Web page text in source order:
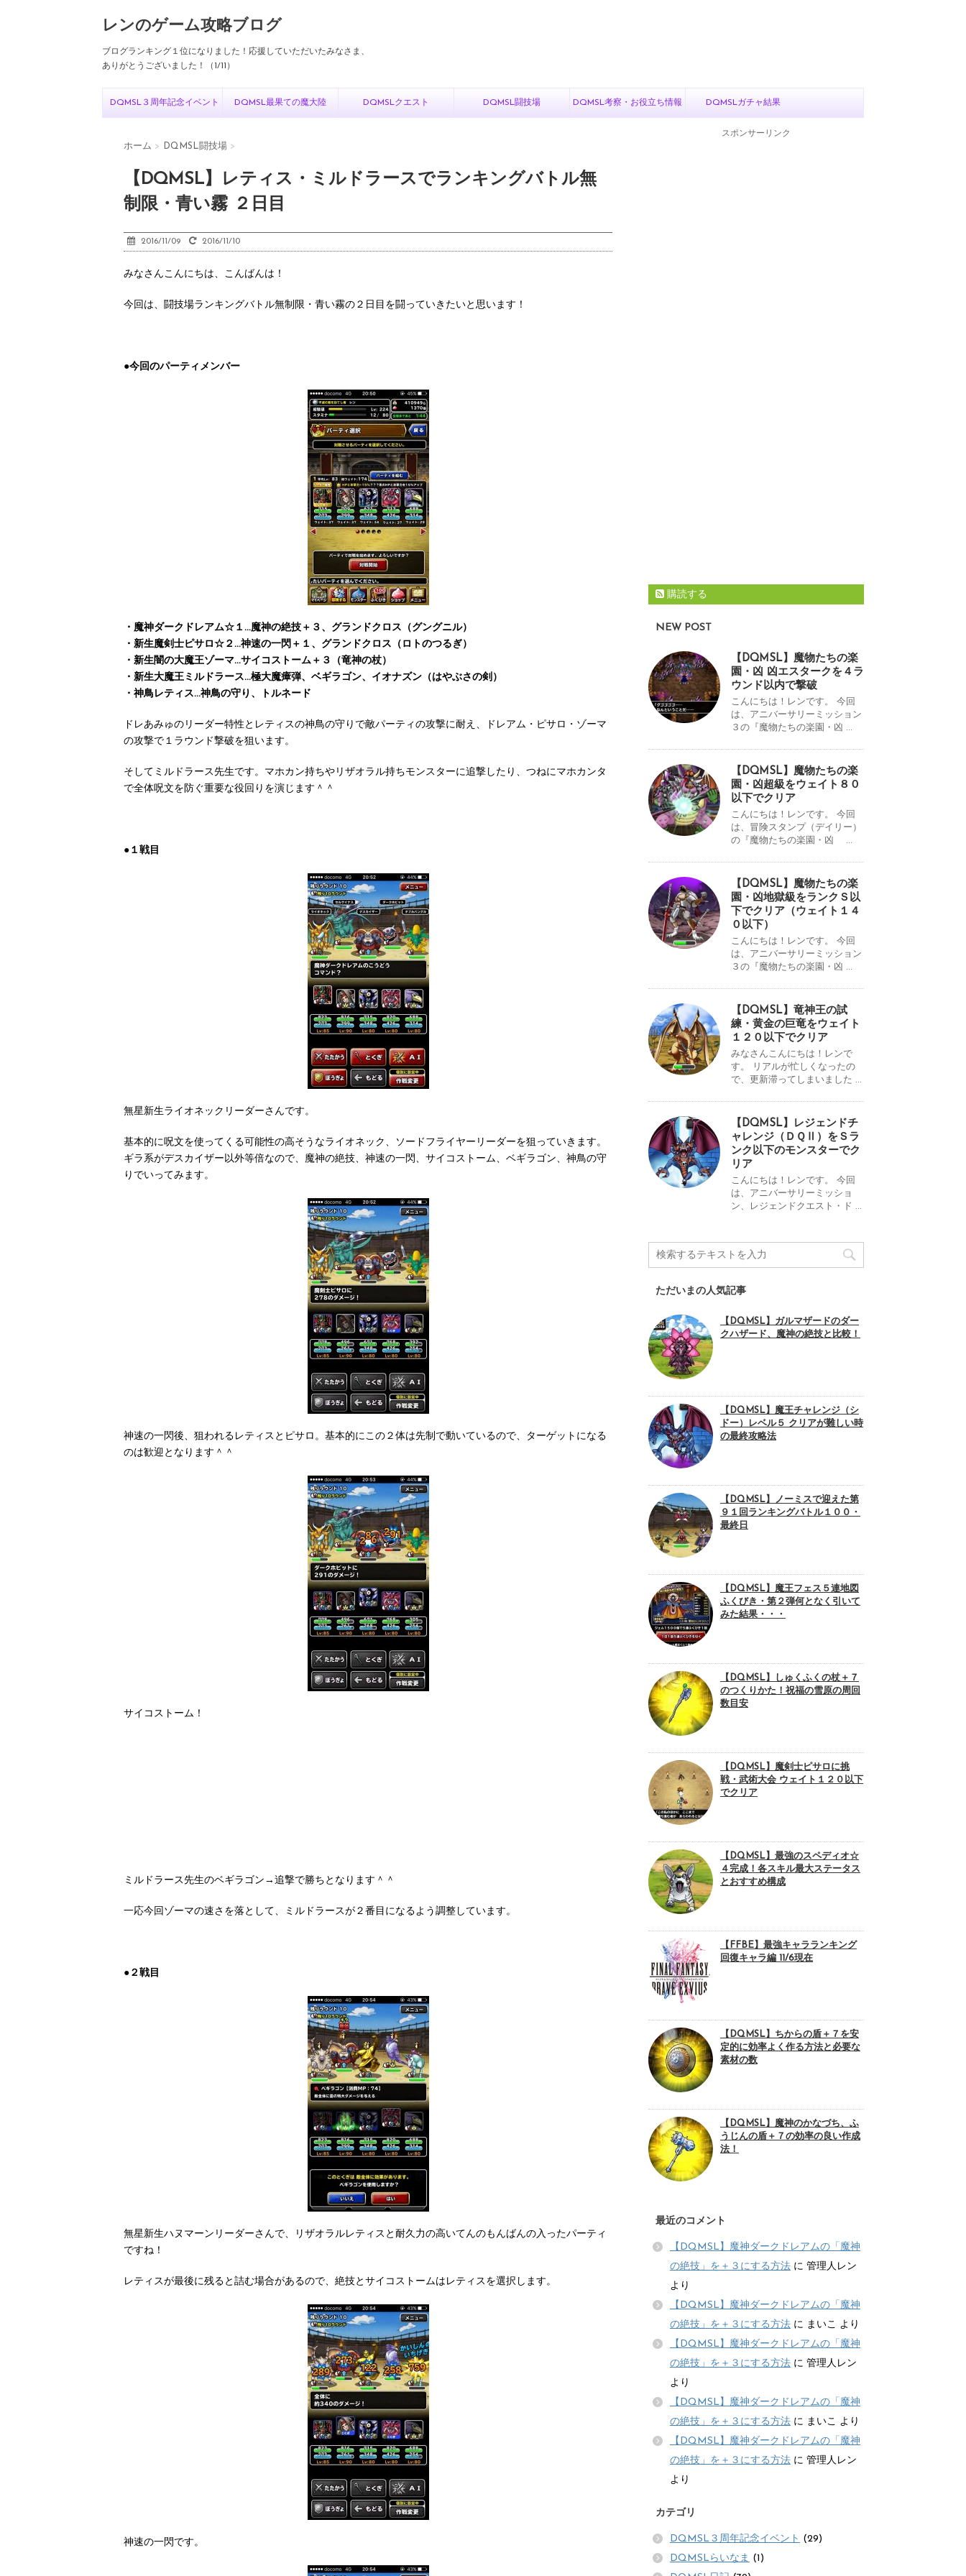
レンのゲーム攻略ブログ
ブログランキング１位になりました！応援していただいたみなさま、
ありがとうございました！（1/11）
DQMSL３周年記念イベント DQMSL最果ての魔大陸 DQMSLクエスト DQMSL闘技場 DQMSL考察・お役立ち情報 DQMSLガチャ結果
ホーム > DQMSL闘技場 >
【DQMSL】レティス・ミルドラースでランキングバトル無
制限・青い霧 ２日目
2016/11/09 2016/11/10
みなさんこんにちは、こんばんは！
今回は、闘技場ランキングバトル無制限・青い霧の２日目を闘っていきたいと思います！
●今回のパーティメンバー
・魔神ダークドレアム☆１…魔神の絶技＋３、グランドクロス（グングニル）
・新生魔剣士ピサロ☆２…神速の一閃＋１、グランドクロス（ロトのつるぎ）
・新生闇の大魔王ゾーマ…サイコストーム＋３（竜神の杖）
・新生大魔王ミルドラース…極大魔瘴弾、ベギラゴン、イオナズン（はやぶさの剣）
・神鳥レティス…神鳥の守り、トルネード
ドレあみゅのリーダー特性とレティスの神鳥の守りで敵パーティの攻撃に耐え、ドレアム・ピサロ・ゾーマ
の攻撃で１ラウンド撃破を狙います。
そしてミルドラース先生です。マホカン持ちやリザオラル持ちモンスターに追撃したり、つねにマホカンタ
で全体呪文を防ぐ重要な役回りを演じます＾＾
●１戦目
無星新生ライオネックリーダーさんです。
基本的に呪文を使ってくる可能性の高そうなライオネック、ソードフライヤーリーダーを狙っていきます。
ギラ系がデスカイザー以外等倍なので、魔神の絶技、神速の一閃、サイコストーム、ベギラゴン、神鳥の守
りでいってみます。
神速の一閃後、狙われるレティスとピサロ。基本的にこの２体は先制で動いているので、ターゲットになる
のは歓迎となります＾＾
サイコストーム！
ミルドラース先生のベギラゴン→追撃で勝ちとなります＾＾
一応今回ゾーマの速さを落として、ミルドラースが２番目になるよう調整しています。
無星新生ハヌマーンリーダーさんで、リザオラルレティスと耐久力の高いてんのもんばんの入ったパーティ
レティスが最後に残ると詰む場合があるので、絶技とサイコストームはレティスを選択します。
スポンサーリンク
購読する
NEW POST
【DQMSL】魔物たちの楽
園・凶 凶エスタークを４ラ
ウンド以内で撃破
こんにちは！レンです。 今回
は、アニバーサリーミッション
３の『魔物たちの楽園・凶 ...
【DQMSL】魔物たちの楽
園・凶超級をウェイト８０
以下でクリア
こんにちは！レンです。 今回
は、冒険スタンプ（デイリー）
の『魔物たちの楽園・凶 ...
【DQMSL】魔物たちの楽
園・凶地獄級をランクＳ以
下でクリア（ウェイト１４
０以下）
こんにちは！レンです。 今回
は、アニバーサリーミッション
３の『魔物たちの楽園・凶 ...
【DQMSL】竜神王の試
練・黄金の巨竜をウェイト
１２０以下でクリア
みなさんこんにちは！レンで
す。 リアルが忙しくなったの
で、更新滞ってしまいました ...
【DQMSL】レジェンドチ
ャレンジ（ＤＱⅡ）をＳラ
ンク以下のモンスターでク
リア
こんにちは！レンです。 今回
は、アニバーサリーミッショ
ン、レジェンドクエスト・ド ...
ただいまの人気記事
【DQMSL】ガルマザードのダー
クハザード、魔神の絶技と比較！
【DQMSL】魔王チャレンジ（シ
ドー）レベル５ クリアが難しい時
の最終攻略法
【DQMSL】ノーミスで迎えた第
９１回ランキングバトル１００・
最終日
【DQMSL】魔王フェス５連地図
ふくびき・第２弾何となく引いて
みた結果・・・
【DQMSL】しゅくふくの杖＋７
のつくりかた！祝福の雪原の周回
数目安
【DQMSL】魔剣士ピサロに挑
戦・武術大会 ウェイト１２０以下
でクリア
【DQMSL】最強のスペディオ☆
４完成！各スキル最大ステータス
とおすすめ構成
【FFBE】最強キャラランキング
回復キャラ編 11/6現在
【DQMSL】ちからの盾＋７を安
定的に効率よく作る方法と必要な
素材の数
【DQMSL】魔神のかなづち、ふ
うじんの盾＋７の効率の良い作成
法！
最近のコメント
【DQMSL】魔神ダークドレアムの「魔神
の絶技」を＋３にする方法 に 管理人レン
より
【DQMSL】魔神ダークドレアムの「魔神
の絶技」を＋３にする方法 に まいこ より
【DQMSL】魔神ダークドレアムの「魔神
の絶技」を＋３にする方法 に 管理人レン
より
【DQMSL】魔神ダークドレアムの「魔神
の絶技」を＋３にする方法 に まいこ より
【DQMSL】魔神ダークドレアムの「魔神
の絶技」を＋３にする方法 に 管理人レン
より
カテゴリ
DQMSL３周年記念イベント (29)
DQMSLらいなま (1)